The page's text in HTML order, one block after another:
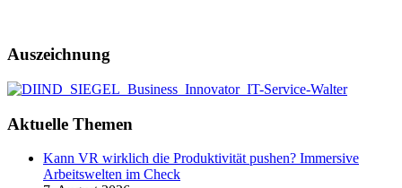
Auszeichnung
Aktuelle Themen
Kann VR wirklich die Produktivität pushen? Immersive
Arbeitswelten im Check